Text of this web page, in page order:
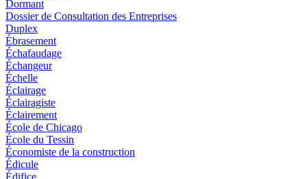
Dormant
Dossier de Consultation des Entreprises
Duplex
Ébrasement
Échafaudage
Échangeur
Échelle
Éclairage
Éclairagiste
Éclairement
École de Chicago
École du Tessin
Économiste de la construction
Édicule